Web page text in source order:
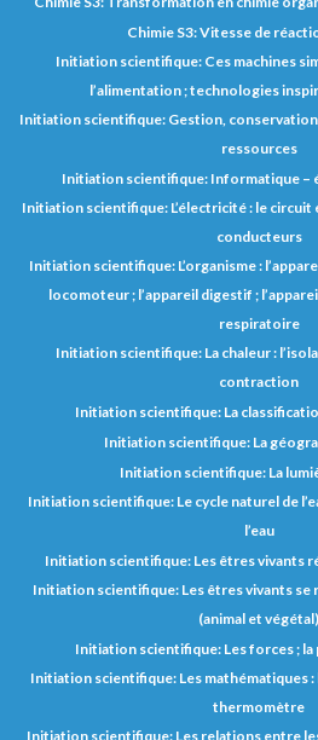
Chimie S3: Vitesse de
Initiation scientifique: Ces machines
l’alimentation ; technologies
Initiation scientifique: Gestion,
ressources
Initiation scientifique: Informatique –
Initiation scientifique: L’électricité : le circuit
conducteurs
Initiation scientifique: L’organisme :
locomoteur ; l’appareil digestif ;
respiratoire
Initiation scientifique: La chaleur :
contraction
Initiation scientifique: La
Initiation scientifique: La
Initiation scientifique: La
Initiation scientifique: Le cycle naturel de
l’eau
Initiation scientifique: Les êtres vivants
Initiation scientifique: Les êtres vivants se
(animal et végétal)
Initiation scientifique: Les forces ; la
Initiation scientifique: Les mathématiques :
thermomètre
Initiation scientifique: Les relations entre